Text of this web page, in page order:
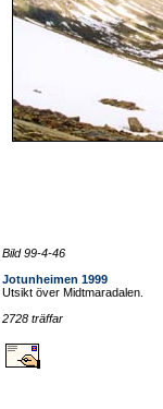
Bild 99-4-46
Jotunheimen 1999
Utsikt över Midtmaradalen.
2728 träffar